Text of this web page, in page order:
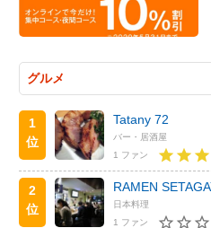
グルメ
1
位
Tatany 72
バー・居酒屋
1 ファン
2
位
RAMEN
日本料理
1 ファン